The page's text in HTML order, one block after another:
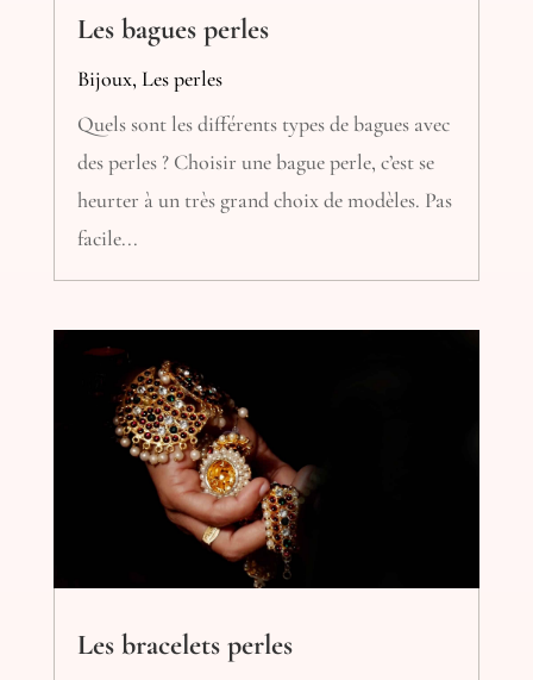
Les bagues perles
Bijoux, Les perles
Quels sont les différents types de bagues avec
des perles ? Choisir une bague perle, c’est se
heurter à un très grand choix de modèles. Pas
facile...
Les bracelets perles